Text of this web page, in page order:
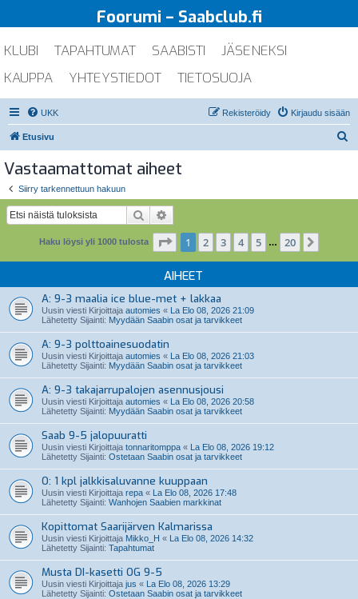
Foorumi – Saabclub.fi
KLUBI TAPAHTUMAT SAABISTI
JÄSENEKSI
KAUPPA
YHTEYSTIEDOT TIETOSUOJA
UKK Kirjaudu sisään
Rekisteröidy
Etusivu
Vastaamattomat aiheet
Siirry tarkennettuun hakuun
Etsi
Haku löysi yli 1000 tulosta Sivu /20
1 2 3 4 5 … 20
AIHEET
A: 9-3 maalia ice blue-met + lakkaa
Uusin viesti Kirjoittaja automies « La Elo 08, 2026 21:09
Lähetetty Sijainti: Myydään Saabin osat ja tarvikkeet
A: 9-3 polttoainesuodatin
Uusin viesti Kirjoittaja automies « La Elo 08, 2026 21:03
Lähetetty Sijainti: Myydään Saabin osat ja tarvikkeet
A: 9-3 takajarrupalojen asennusjousi
Uusin viesti Kirjoittaja automies « La Elo 08, 2026 20:58
Lähetetty Sijainti: Myydään Saabin osat ja tarvikkeet
Saab 9-5 jalopuuratti
Uusin viesti Kirjoittaja tonnaritomppa « La Elo 08, 2026 19:12
Lähetetty Sijainti: Ostetaan Saabin osat ja tarvikkeet
O: 1 kpl jalkkisaluvanne kuuppaan
Uusin viesti Kirjoittaja repa « La Elo 08, 2026 17:48
Lähetetty Sijainti: Wanhojen Saabien markkinat
Kopittomat Saarijärven Kalmarissa
Uusin viesti Kirjoittaja Mikko_H « La Elo 08, 2026 14:32
Lähetetty Sijainti: Tapahtumat
Musta DI-kasetti OG 9-5
Uusin viesti Kirjoittaja jus « La Elo 08, 2026 13:29
Lähetetty Sijainti: Ostetaan Saabin osat ja tarvikkeet